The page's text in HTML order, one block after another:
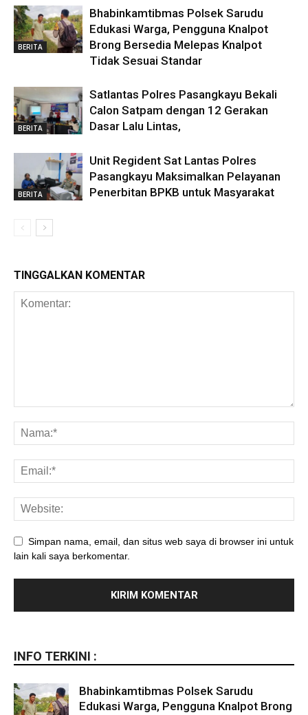
BERITA
Bhabinkamtibmas Polsek Sarudu
Edukasi Warga, Pengguna Knalpot
Brong Bersedia Melepas Knalpot
Tidak Sesuai Standar
BERITA
Satlantas Polres Pasangkayu Bekali
Calon Satpam dengan 12 Gerakan
Dasar Lalu Lintas,
BERITA
Unit Regident Sat Lantas Polres
Pasangkayu Maksimalkan Pelayanan
Penerbitan BPKB untuk Masyarakat
TINGGALKAN KOMENTAR
Simpan nama, email, dan situs web saya di browser ini untuk
lain kali saya berkomentar.
INFO TERKINI :
Bhabinkamtibmas Polsek Sarudu
Edukasi Warga, Pengguna Knalpot Brong